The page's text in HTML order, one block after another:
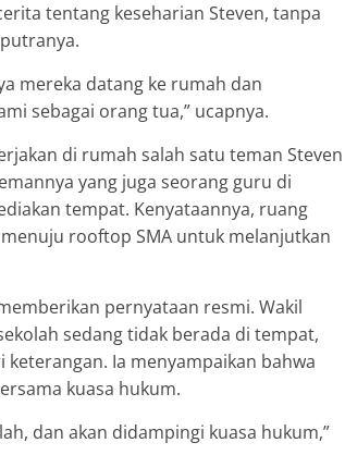
tentang keseharian Steven, tanpa
mereka datang ke rumah dan
sebagai orang tua,” ucapnya.
di rumah salah satu teman Steven
yang juga seorang guru di
tempat. Kenyataannya, ruang
rooftop SMA untuk melanjutkan
pernyataan resmi. Wakil
sedang tidak berada di tempat,
Ia menyampaikan bahwa
kuasa hukum.
dan akan didampingi kuasa hukum,”